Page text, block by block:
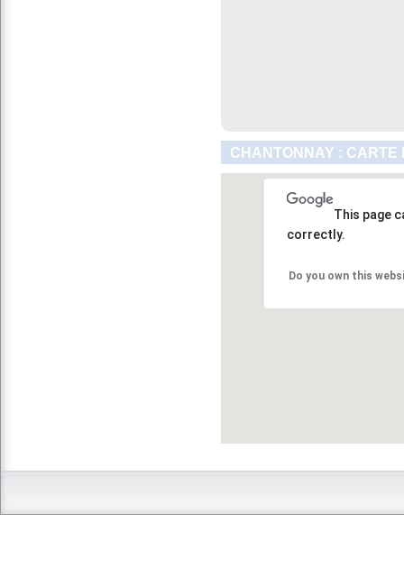
CHANTONNAY : CARTE
This page
correctly.
Do you own this